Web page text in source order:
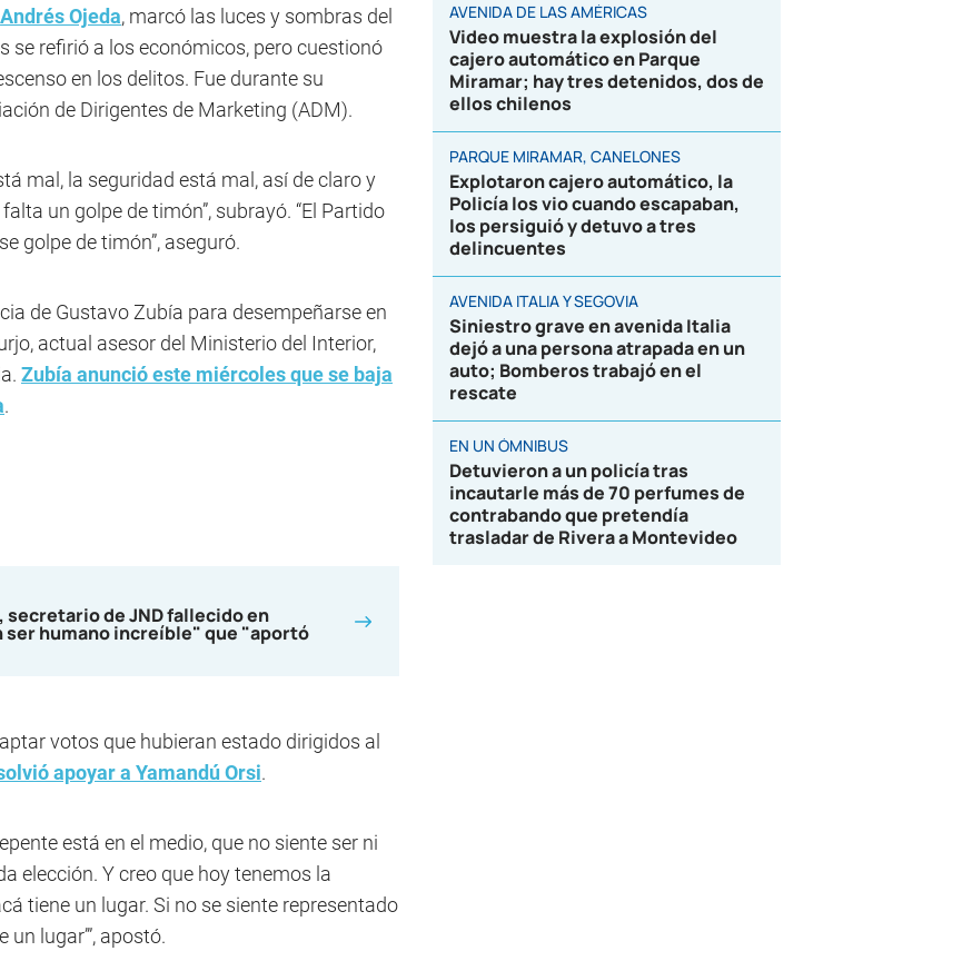
Andrés Ojeda, marcó las luces y sombras del
se refirió a los económicos, pero cuestionó
en los delitos. Fue durante su
de Dirigentes de Marketing (ADM).
mal, la seguridad está mal, así de claro y
un golpe de timón”, subrayó. “El Partido
golpe de timón”, aseguró.
de Gustavo Zubía para desempeñarse en
actual asesor del Ministerio del Interior,
Zubía anunció este miércoles que se baja
.
secretario de JND fallecido en
humano increíble" que "aportó
votos que hubieran estado dirigidos al
apoyar a Yamandú Orsi.
está en el medio, que no siente ser ni
elección. Y creo que hoy tenemos la
tiene un lugar. Si no se siente representado
lugar’”, apostó.
AVENIDA DE LAS AMÉRICAS
Video muestra la explosión del
cajero automático en Parque
Miramar; hay tres detenidos, dos de
ellos chilenos
PARQUE MIRAMAR, CANELONES
Explotaron cajero automático, la
Policía los vio cuando escapaban,
los persiguió y detuvo a tres
delincuentes
AVENIDA ITALIA Y SEGOVIA
Siniestro grave en avenida Italia
dejó a una persona atrapada en un
auto; Bomberos trabajó en el
rescate
EN UN ÓMNIBUS
Detuvieron a un policía tras
incautarle más de 70 perfumes de
contrabando que pretendía
trasladar de Rivera a Montevideo